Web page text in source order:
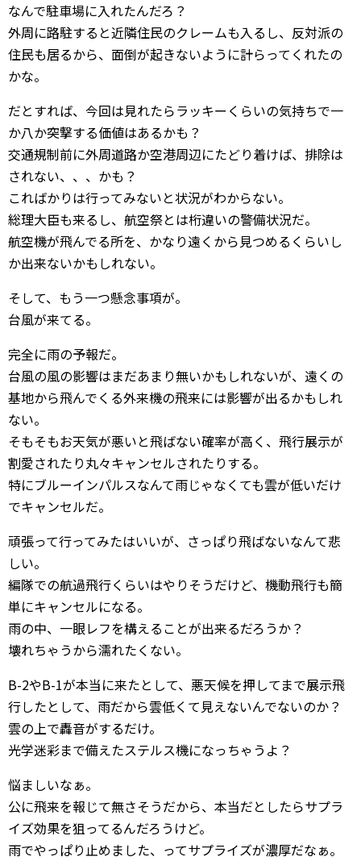
なんで駐車場に入れたんだろ？
外周に路駐すると近隣住民のクレームも入るし、反対派の
住民も居るから、面倒が起きないように計らってくれたの
かな。
だとすれば、今回は見れたらラッキーくらいの気持ちで一
か八か突撃する価値はあるかも？
交通規制前に外周道路か空港周辺にたどり着けば、排除は
されない、、、かも？
こればかりは行ってみないと状況がわからない。
総理大臣も来るし、航空祭とは桁違いの警備状況だ。
航空機が飛んでる所を、かなり遠くから見つめるくらいし
か出来ないかもしれない。
そして、もう一つ懸念事項が。
台風が来てる。
完全に雨の予報だ。
台風の風の影響はまだあまり無いかもしれないが、遠くの
基地から飛んでくる外来機の飛来には影響が出るかもしれ
ない。
そもそもお天気が悪いと飛ばない確率が高く、飛行展示が
割愛されたり丸々キャンセルされたりする。
特にブルーインパルスなんて雨じゃなくても雲が低いだけ
でキャンセルだ。
頑張って行ってみたはいいが、さっぱり飛ばないなんて悲
しい。
編隊での航過飛行くらいはやりそうだけど、機動飛行も簡
単にキャンセルになる。
雨の中、一眼レフを構えることが出来るだろうか？
壊れちゃうから濡れたくない。
B-2やB-1が本当に来たとして、悪天候を押してまで展示飛
行したとして、雨だから雲低くて見えないんでないのか？
雲の上で轟音がするだけ。
光学迷彩まで備えたステルス機になっちゃうよ？
悩ましいなぁ。
公に飛来を報じて無さそうだから、本当だとしたらサプラ
イズ効果を狙ってるんだろうけど。
雨でやっぱり止めました、ってサプライズが濃厚だなぁ。